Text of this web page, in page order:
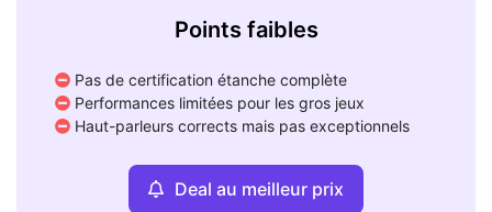
Points faibles
Pas de certification étanche complète
Performances limitées pour les gros jeux
Haut-parleurs corrects mais pas exceptionnels
Deal au meilleur prix